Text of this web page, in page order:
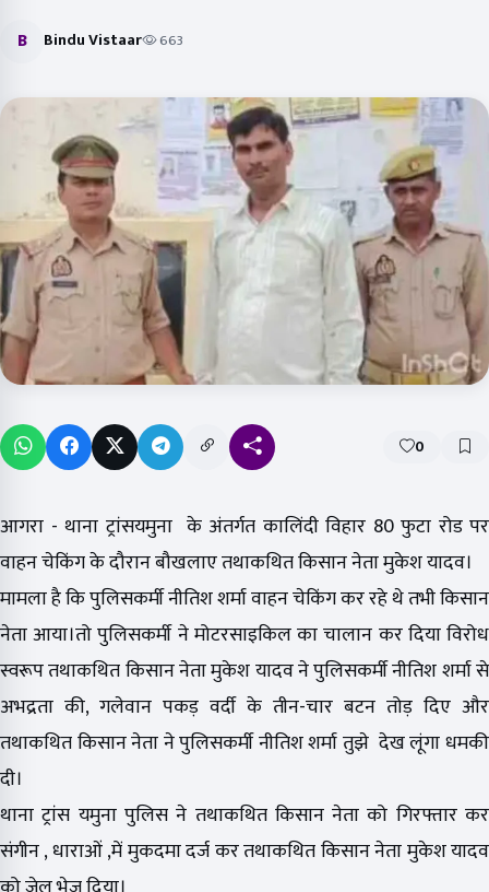
B Bindu Vistaar 663
0
आगरा - थाना ट्रांसयमुना के अंतर्गत कालिंदी विहार 80 फुटा रोड पर
वाहन चेकिंग के दौरान बौखलाए तथाकथित किसान नेता मुकेश यादव।
मामला है कि पुलिसकर्मी नीतिश शर्मा वाहन चेकिंग कर रहे थे तभी किसान
नेता आया।तो पुलिसकर्मी ने मोटरसाइकिल का चालान कर दिया विरोध
स्वरूप तथाकथित किसान नेता मुकेश यादव ने पुलिसकर्मी नीतिश शर्मा से
अभद्रता की, गलेवान पकड़ वर्दी के तीन-चार बटन तोड़ दिए और
तथाकथित किसान नेता ने पुलिसकर्मी नीतिश शर्मा तुझे देख लूंगा धमकी
दी।
थाना ट्रांस यमुना पुलिस ने तथाकथित किसान नेता को गिरफ्तार कर
संगीन , धाराओं ,में मुकदमा दर्ज कर तथाकथित किसान नेता मुकेश यादव